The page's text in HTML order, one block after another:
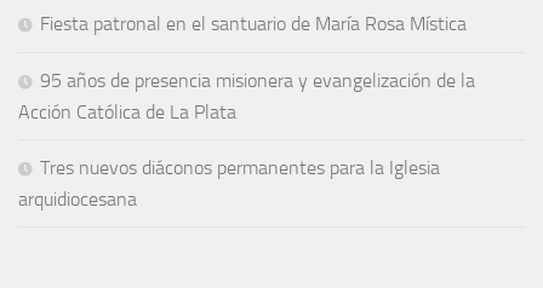
Fiesta patronal en el santuario de María Rosa Mística
95 años de presencia misionera y evangelización de la
Acción Católica de La Plata
Tres nuevos diáconos permanentes para la Iglesia
arquidiocesana